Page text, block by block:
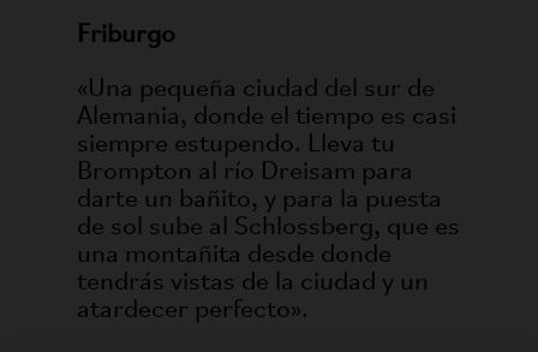
Friburgo
«Una pequeña ciudad del sur de
Alemania, donde el tiempo es casi
siempre estupendo. Lleva tu
Brompton al río Dreisam para
darte un bañito, y para la puesta
de sol sube al Schlossberg, que es
una montañita desde donde
tendrás vistas de la ciudad y un
atardecer perfecto».